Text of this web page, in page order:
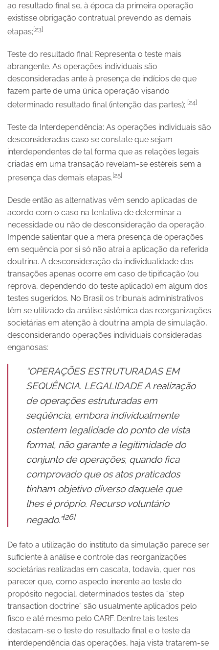
ao resultado final se, à época da primeira operação
existisse obrigação contratual prevendo as demais
etapas;[23]
Teste do resultado final: Representa o teste mais
abrangente. As operações individuais são
desconsideradas ante à presença de indícios de que
fazem parte de uma única operação visando
determinado resultado final (intenção das partes); [24]
Teste da Interdependência: As operações individuais são
desconsideradas caso se constate que sejam
interdependentes de tal forma que as relações legais
criadas em uma transação revelam-se estéreis sem a
presença das demais etapas.[25]
Desde então as alternativas vêm sendo aplicadas de
acordo com o caso na tentativa de determinar a
necessidade ou não de desconsideração da operação.
Impende salientar que a mera presença de operações
em sequência por si só não atrai a aplicação da referida
doutrina. A desconsideração da individualidade das
transações apenas ocorre em caso de tipificação (ou
reprova, dependendo do teste aplicado) em algum dos
testes sugeridos. No Brasil os tribunais administrativos
têm se utilizado da análise sistêmica das reorganizações
societárias em atenção à doutrina ampla de simulação,
desconsiderando operações individuais consideradas
enganosas:
“OPERAÇÕES ESTRUTURADAS EM
SEQUÊNCIA. LEGALIDADE A realização
de operações estruturadas em
seqüência, embora individualmente
ostentem legalidade do ponto de vista
formal, não garante a legitimidade do
conjunto de operações, quando fica
comprovado que os atos praticados
tinham objetivo diverso daquele que
lhes é próprio. Recurso voluntário
negado.”[26]
De fato a utilização do instituto da simulação parece ser
suficiente à análise e controle das reorganizações
societárias realizadas em cascata, todavia, quer nos
parecer que, como aspecto inerente ao teste do
propósito negocial, determinados testes da “step
transaction doctrine” são usualmente aplicados pelo
fisco e até mesmo pelo CARF. Dentre tais testes
destacam-se o teste do resultado final e o teste da
interdependência das operações, haja vista tratarem-se